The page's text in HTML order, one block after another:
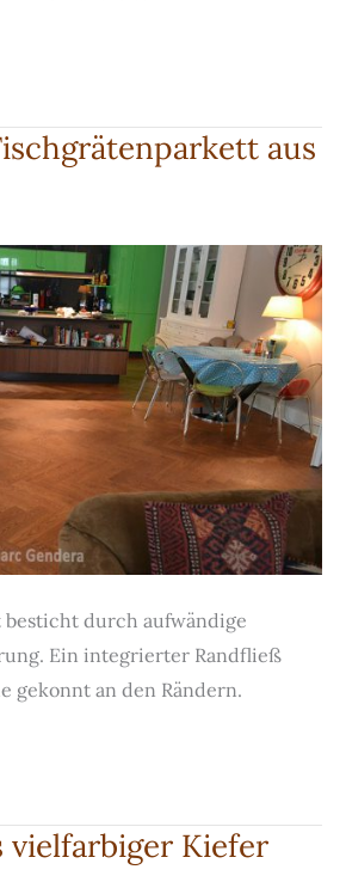
aus
besticht durch aufwändige
Ein integrierter Randfließ
gekonnt an den Rändern.
vielfarbiger Kiefer